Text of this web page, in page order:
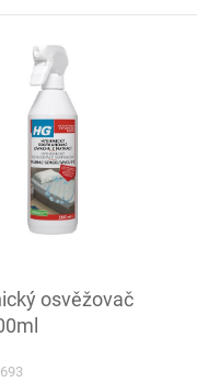
osvěžovač